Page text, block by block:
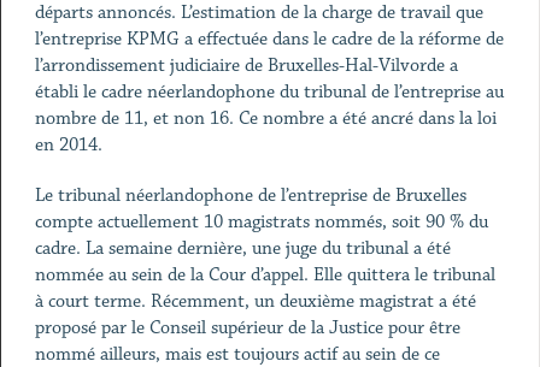
départs annoncés. L’estimation de la charge de travail que
l’entreprise KPMG a effectuée dans le cadre de la réforme de
l’arrondissement judiciaire de Bruxelles-Hal-Vilvorde a
établi le cadre néerlandophone du tribunal de l’entreprise au
nombre de 11, et non 16. Ce nombre a été ancré dans la loi
en 2014.
Le tribunal néerlandophone de l’entreprise de Bruxelles
compte actuellement 10 magistrats nommés, soit 90 % du
cadre. La semaine dernière, une juge du tribunal a été
nommée au sein de la Cour d’appel. Elle quittera le tribunal
à court terme. Récemment, un deuxième magistrat a été
proposé par le Conseil supérieur de la Justice pour être
nommé ailleurs, mais est toujours actif au sein de ce